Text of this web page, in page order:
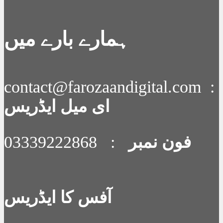
ہمارے بارے میں
contact@farozaandigital.com :
ای میل ایڈریس
فون نمبر : 03339222868
آفس کا ایڈریس